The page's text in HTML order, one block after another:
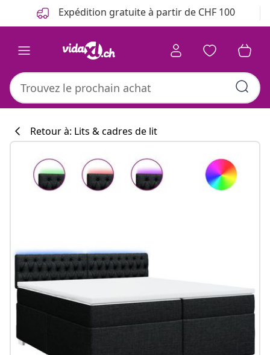
Précédent Expédition gratuite à partir de CHF 100
Retour à: Lits & cadres de lit